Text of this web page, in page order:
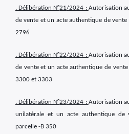
. Délibération N°21/2024 : Autorisation
de vente et un acte authentique de
2796
. Délibération N°22/2024 : Autorisation
de vente et un acte authentique de
3300 et 3303
. Délibération N°23/2024 : Autorisation
unilatérale et un acte authentique de
parcelle -B 350